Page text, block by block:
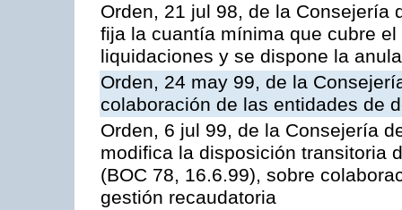
Orden, 21 jul 98, de la Consejería
fija la cuantía mínima que cubre
liquidaciones y se dispone la
Orden, 24 may 99, de la
colaboración de las entidades de
Orden, 6 jul 99, de la Consejería
modifica la disposición transitoria
(BOC 78, 16.6.99), sobre
gestión recaudatoria